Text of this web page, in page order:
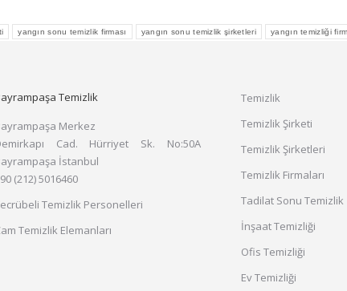
yangın sonu temizlik firması yangın sonu temizlik şirketleri yangın temizliği
Temizlik
Merkez
Cad. Hürriyet Sk. No:50A
İstanbul
(212) 5016460
Temizlik Personelleri
Temizlik Elemanları
Temizlik
Temizlik Şirketi
Temizlik Şirketleri
Temizlik Firmaları
Tadilat Sonu Temizlik
İnşaat Temizliği
Ofis Temizliği
Ev Temizliği